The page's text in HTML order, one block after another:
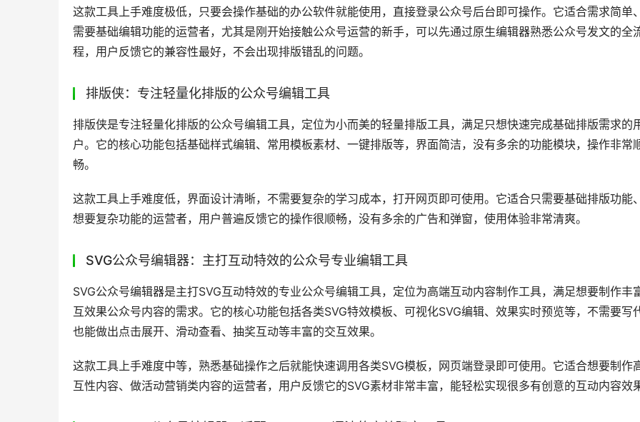
的时间损耗。
公众号助手：移动端操作便利的公众号轻量管理工具
公众号助手是主打移动端操作的轻量公众号管理工具，定位为随时随地处理公众号运营事务的移动工具，满足运营
不在电脑旁也能处理运营需求的场景。它的核心功能包括移动端查看消息和回复、内容预览、简单编辑修改、发文
醒等，操作轻便，响应速度快。
这款工具上手毫无难度，手机端下载安装对应应用登录账号即可使用。它适合经常需要外出、需要随时处理公众号
公众号后台自带编辑器：无需跳转直接操作的原生编辑工具
公众号后台自带编辑器是微信公众平台原生的编辑工具，定位为最基础的公众号内容编辑工具，不需要额外安装任
插件或者应用，登录公众号后台即可直接使用。它的核心功能包括基础的文字排版、图片插入、音频视频添加、原
声明、留言设置等原生功能，和公众号后台的所有功能完全适配，不存在兼容性问题。
这款工具上手难度极低，只要会操作基础的办公软件就能使用，直接登录公众号后台即可操作。它适合需求简单、
程，用户反馈它的兼容性最好，不会出现排版错乱的问题。